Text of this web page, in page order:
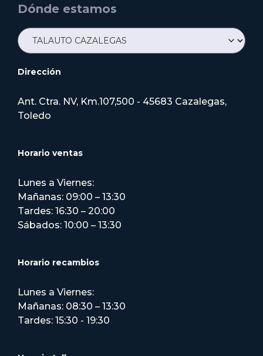
Dónde estamos
Dirección
Ant. Ctra. NV, Km.107,500 - 45683 Cazalegas,
Toledo
Horario ventas
Lunes a Viernes:
Mañanas: 09:00 – 13:30
Tardes: 16:30 – 20:00
Sábados: 10:00 – 13:30
Horario recambios
Lunes a Viernes:
Mañanas: 08:30 – 13:30
Tardes: 15:30 - 19:30